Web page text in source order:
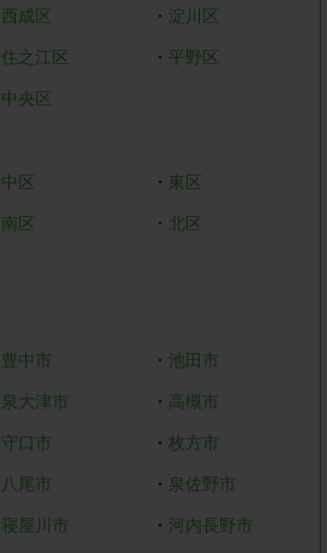
西成区 ・ 淀川区
住之江区 ・平野区
中央区
中区 ・ 東区
南区 ・ 北区
豊中市 ・ 池田市
泉大津市 ・ 高槻市
守口市 ・枚方市
八尾市 ・ 泉佐野市
寝屋川市 ・ 河内長野市